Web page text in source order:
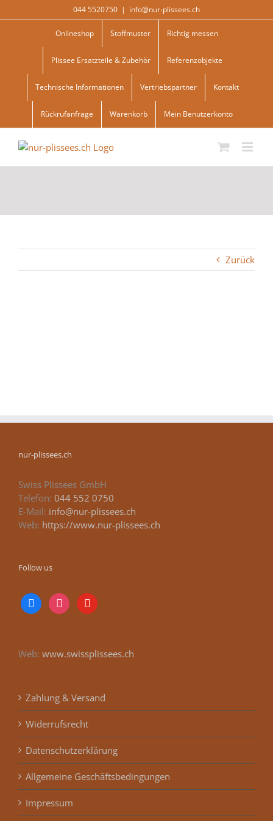
to
044 5520750 | info@nur-plissees.ch
Onlineshop Stoffmuster Richtig messen
Plissee Ersatzteile & Zubehör Referenzobjekte
Technische Informationen Vertriebspartner Kontakt
Rückrufanfrage Warenkorb Mein Benutzerkonto
Zurück
nur-plissees.ch
Swiss Plissees GmbH
Telefon: 044 552 0750
E-Mail: info@nur-plissees.ch
Web: https://www.nur-plissees.ch
Follow us
facebookinstagramyoutube
Web: www.swissplissees.ch
Zahlung & Versand
Widerrufsrecht
Datenschutzerklärung
Allgemeine Geschäftsbedingungen
Impressum